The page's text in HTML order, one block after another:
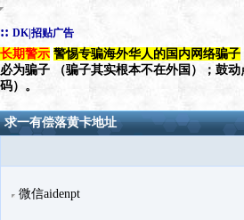
:: DK|招贴广告
长期警示 警惕专骗海外华人的国内网络骗子
必为骗子 （骗子其实根本不在外国）；鼓
码）。
求一有偿落黄卡地址
微信aidenpt